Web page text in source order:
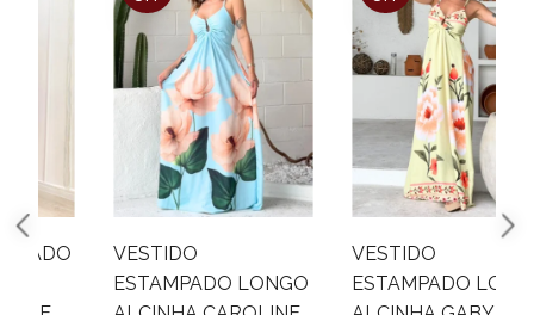
VESTIDO
ESTAMPADO LONGO
VESTIDO
ESTAMPADO LONGO